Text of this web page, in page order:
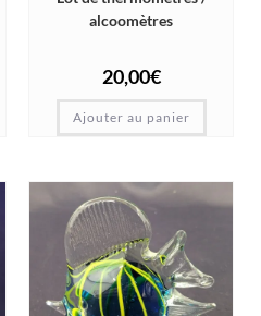
alcoomètres
20,00€
Ajouter au panier